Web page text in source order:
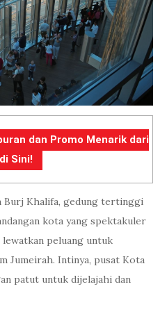
dan Promo Menarik dari
Sini!
Burj Khalifa, gedung tertinggi
kota yang spektakuler
peluang untuk
Jumeirah. Intinya, pusat Kota
patut untuk dijelajahi dan